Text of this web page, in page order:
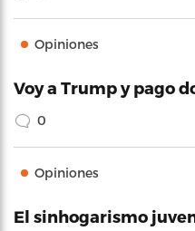
Opiniones
Voy a Trump y pago
0
Opiniones
El sinhogarismo